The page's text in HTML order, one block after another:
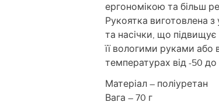
ергономікою та більш
Рукоятка виготовлена
та насічки, що підвищує
її вологими руками або
температурах від -50 до
Матеріал – поліуретан
Вага – 70 г